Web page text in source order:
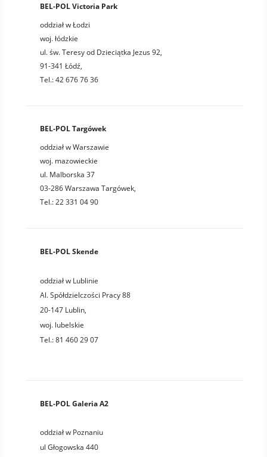
BEL-POL Victoria Park
oddział w Łodzi
woj. łódzkie
ul. św. Teresy od Dzieciątka Jezus 92,
91-341 Łódź,
Tel.: 42 676 76 36
BEL-POL Targówek
oddział w Warszawie
woj. mazowieckie
ul. Malborska 37
03-286 Warszawa Targówek,
Tel.: 22 331 04 90
BEL-POL Skende
oddział w Lublinie
Al. Spółdzielczości Pracy 88
20-147 Lublin,
woj. lubelskie
Tel.:81 460 29 07
BEL-POL Galeria A2
oddział w Poznaniu
ul Głogowska 440